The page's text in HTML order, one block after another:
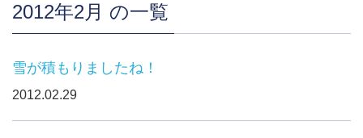
2012年2月 の一覧
雪が積もりましたね！
2012.02.29